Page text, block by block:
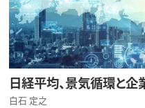
日経平均、景気循環と
白石 定之